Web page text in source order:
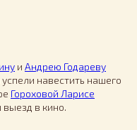
и Андрею Годареву
навестить нашего
Гороховой Ларисе
в кино.